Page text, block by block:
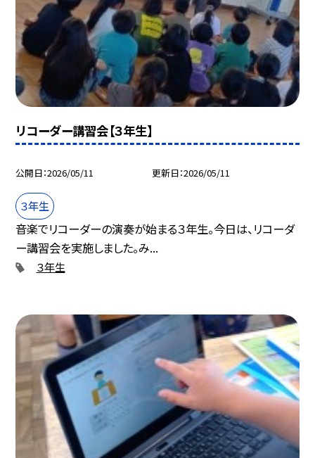
リコーダー講習会【３年生】
公開日 2026/05/11 更新日 2026/05/11
３年生
音楽でリコーダーの演奏が始まる３年生。今日は、リコーダ
ー講習会を実施しました。み...
３年生